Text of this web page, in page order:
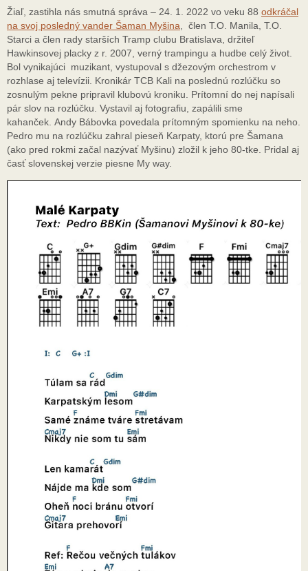
Žiaľ, zastihla nás smutná správa – 24. 1. 2022 vo veku 88 odkráčal
na svoj posledný vander Šaman Myšina, člen T.O. Manila, T.O.
Starci a člen rady starších Tramp clubu Bratislava, držiteľ
Hawkinsovej placky z r. 2007, verný trampingu a hudbe celý život.
Bol vynikajúci muzikant, vystupoval s džezovým orchestrom v
rozhlase aj televízii. Kronikár TCB Kali na poslednú rozlúčku so
zosnulým pekne pripravil klubovú kroniku. Prítomní do nej napísali
pár slov na rozlúčku. Vystavil aj fotografiu, zapálili sme
kahanček. Andy Bábovka povedala prítomným spomienku na neho.
Pedro mu na rozlúčku zahral pieseň Karpaty, ktorú pre Šamana
(ako pred rokmi začal nazývať Myšinu) zložil k jeho 80-tke. Pridal aj
časť slovenskej verzie piesne My way.